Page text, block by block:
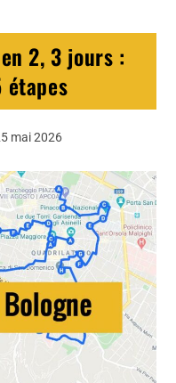
2, 3 jours :
étapes
mai 2026